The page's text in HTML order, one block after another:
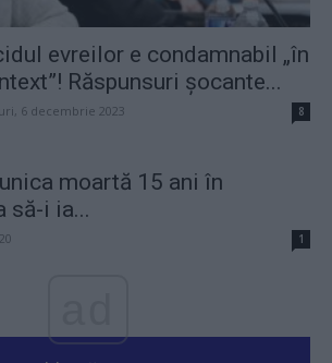
evreilor e condamnabil „în
Răspunsuri șocante...
6 decembrie 2023 8
moartă 15 ani în
să-i ia...
1